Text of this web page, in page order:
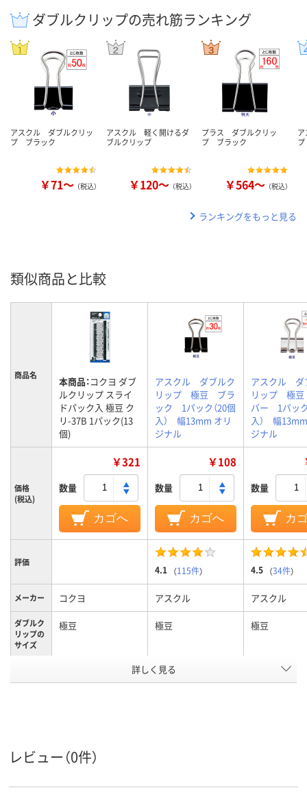
ダブルクリップの売れ筋ランキング
アスクル ダブルクリッ
プ ブラック
￥71～ （税込）
アスクル 軽く開けるダ
ブルクリップ
￥120～ （税込）
プラス ダブルクリッ
プ ブラック
￥564～ （税込）
ランキングをもっと見る
類似商品と比較
商品名 本商品：コクヨ ダブ
ルクリップ スライ
ドパック入 極豆 ク
リ-37B 1パック(13
個)
アスクル ダブルク
リップ 極豆 ブラ
ック 1パック（20個
入） 幅13mm オリ
ジナル
アスクル ダ
リップ 極
バー 1パック
入） 幅
ジナル
価格
(税込)
￥321
数量
カゴへ
￥108
数量
カゴへ
数量
カ
評価
4.1 （115件） 4.5 （34件）
メーカー コクヨ アスクル アスクル
ダブルク
リップの
サイズ
極豆 極豆 極豆
極豆
詳しく見る
レビュー（0件）